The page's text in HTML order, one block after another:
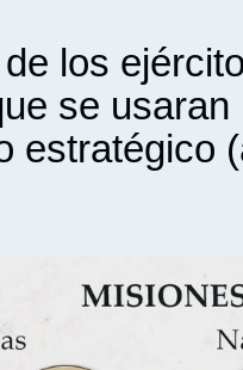
los
se
estratégico